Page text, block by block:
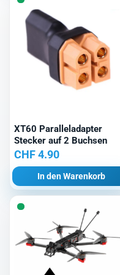
XT60 Paralleladapter
Stecker auf 2 Buchsen
CHF4.90
In den Warenkorb